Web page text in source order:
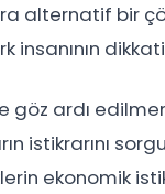
alternatif bir
insanının
ardı
istikrarını
ekonomik